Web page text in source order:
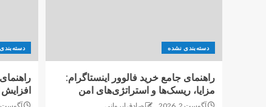
دسته‌بندی نشده
راهنمای جامع خرید فالوور اینستاگرام:
مزایا، ریسک‌ها و استراتژی‌های امن
افزایش